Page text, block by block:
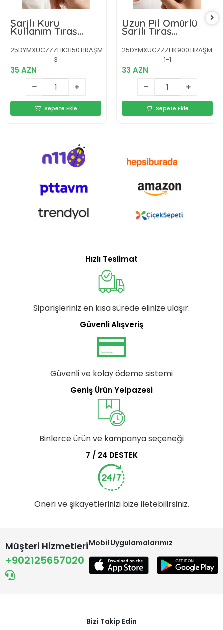
Şarjlı Kuru
Kullanım Tıraş
Makinesi –
Kablosuz,
Taşınabilir
25DYMXUCZZZHK3150TIRAŞM-
3
35 AZN
Sepete Ekle
Uzun Pil Ömürlü
Şarjlı Tıraş
Makinesi – Hızlı
Şarj, Ergonomik
Tasarım, Çok Yönlü
25DYMXUCZZZHK900TIRAŞM-
1-1
33 AZN
Sepete Ekle
Hızlı Teslimat
Siparişleriniz en kısa sürede elinize ulaşır.
Güvenli Alışveriş
Güvenli ve kolay ödeme sistemi
Geniş Ürün Yelpazesi
Binlerce ürün ve kampanya seçeneği
7 / 24 DESTEK
Öneri ve şikayetlerinizi bize iletebilirsiniz.
Müşteri Hizmetleri
+902125657020
Mobil Uygulamalarımız
Bizi Takip Edin